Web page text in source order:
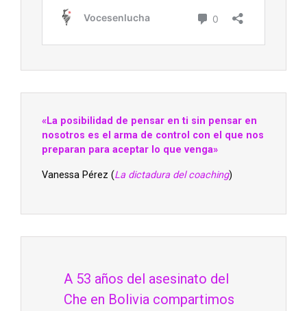
«La posibilidad de pensar en ti sin pensar en
nosotros es el arma de control con el que nos
preparan para aceptar lo que venga»
Vanessa Pérez (La dictadura del coaching)
A 53 años del asesinato del
Che en Bolivia compartimos